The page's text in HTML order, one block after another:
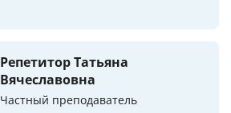
Репетитор Татьяна
Вячеславовна
Частный преподаватель